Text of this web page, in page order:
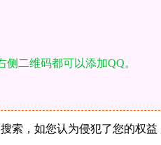
侧二维码都可以添加QQ。
索，如您认为侵犯了您的权